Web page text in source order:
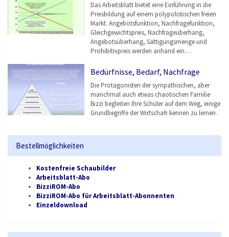
Das Arbeitsblatt bietet eine Einführung in die
Preisbildung auf einem polypolistischen freien
Markt. Angebotsfunktion, Nachfragefunktion,
Gleichgewichtspreis, Nachfrageüberhang,
Angebotsüberhang, Sättigungsmenge und
Prohibitivpreis werden anhand ein…
Bedürfnisse, Bedarf, Nachfrage
Die Protagonisten der sympathischen, aber
manchmal auch etwas chaotischen Familie
Bizzi begleiten Ihre Schüler auf dem Weg, einige
Grundbegriffe der Wirtschaft kennen zu lernen.
Bestellmöglichkeiten
Kostenfreie Schaubilder
Arbeitsblatt-Abo
BizziROM-Abo
BizziROM-Abo für Arbeitsblatt-Abonnenten
Einzeldownload